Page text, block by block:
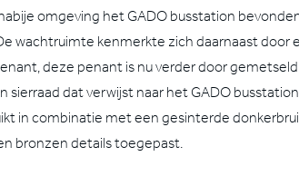
omgeving het GADO busstation
wachtruimte kenmerkte zich daarnaast door
deze penant is nu verder door
sierraad dat verwijst naar het GADO
in combinatie met een gesinterde
bronzen details toegepast.